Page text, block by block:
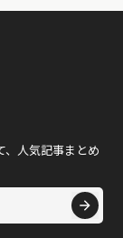
、人気記事まとめ